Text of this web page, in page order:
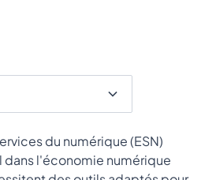
du numérique (ESN)
dans l'économie numérique